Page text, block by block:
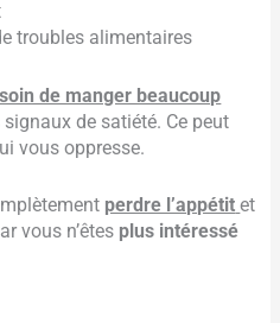
troubles alimentaires
de manger beaucoup
de satiété. Ce peut
vous oppresse.
perdre l’appétit et
vous n’êtes plus intéressé